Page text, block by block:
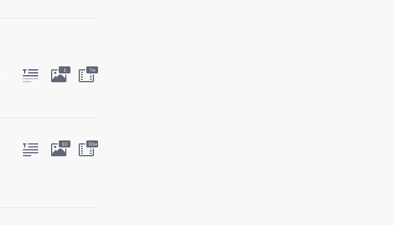
1 7м
10 30м